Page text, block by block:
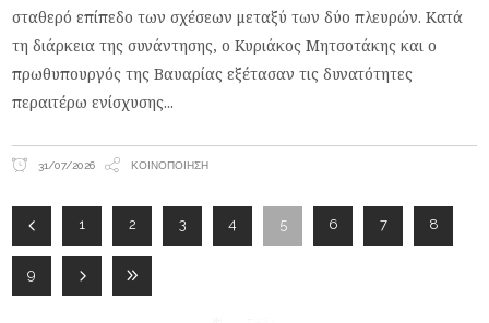
σταθερό επίπεδο των σχέσεων μεταξύ των δύο πλευρών. Κατά
τη διάρκεια της συνάντησης, ο Κυριάκος Μητσοτάκης και ο
πρωθυπουργός της Βαυαρίας εξέτασαν τις δυνατότητες
περαιτέρω ενίσχυσης
31/07/2026 ΚΟΙΝΟΠΟΊΗΣΗ
1 2 3 4 5 6 7 8
9